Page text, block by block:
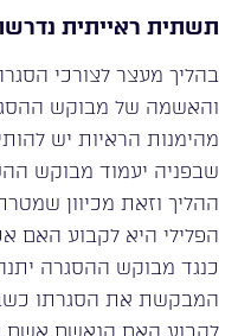
תשתית ראייתית
בהליך מעצר לצורכי
והאשמה של מבוקש
מהימנות הראיות יש
שבפניה יעמוד מבוקש
ההליך וזאת מכיוון
הפלילי היא לקבוע האם
כנגד מבוקש ההסגרה
המבקשת את הסגרתו